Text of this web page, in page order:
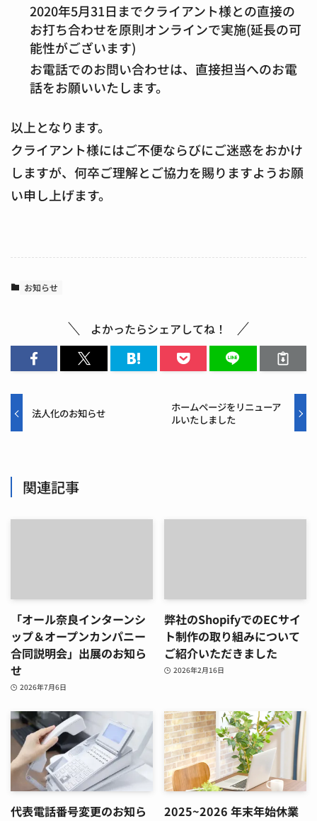
2020年5月31日までクライアント様との直接の
お打ち合わせを原則オンラインで実施(延長の可
能性がございます)
お電話でのお問い合わせは、直接担当へのお電
話をお願いいたします。
以上となります。
クライアント様にはご不便ならびにご迷惑をおかけ
しますが、何卒ご理解とご協力を賜りますようお願
い申し上げます。
お知らせ
よかったらシェアしてね！
法人化のお知らせ
ホームページをリニューア
ルいたしました
関連記事
「オール奈良インターンシ
ップ＆オープンカンパニー
合同説明会」出展のお知ら
せ
2026年7月6日
弊社のShopifyでのECサイ
ト制作の取り組みについて
ご紹介いただきました
2026年2月16日
代表電話番号変更のお知ら
2025~2026 年末年始休業